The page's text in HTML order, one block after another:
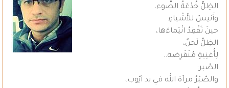
الظِلُّ خُدْعَةُ الضَّوء،
وأَنيسٌ للأَشْياءِ
حينَ تَفْقِدُ انْتِماءَها،
الظِلُّ لَحنٌ،
لِأُغنِيةٍ مُنْقَرِضة..
الصّبر:
والصّبْرُ مرآة الله في يد أيّوب،